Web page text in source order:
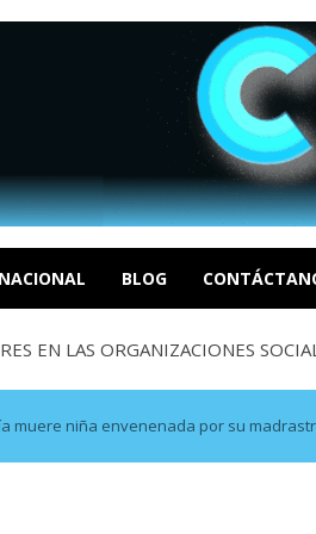
BLOG
costo del colapso
Por Dayana Cristina Duzoglou L.
apagones y promesas
EN LAS ORGANIZACIONES
en la política: distinc...
costo del colapso
Por Dayana Cristina Duzoglou L.
apagones y promesas
muere niña envenenada por su